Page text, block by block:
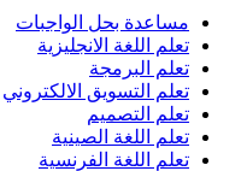
مساعدة بحل الواجبات
تعلم اللغة الانجليزية
تعلم البرمجة
تعلم التسويق الالكتروني
تعلم التصميم
تعلم اللغة الصينية
تعلم اللغة الفرنسية